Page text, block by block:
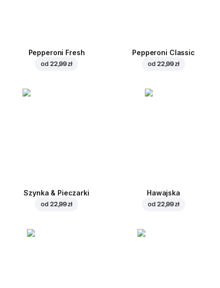
Pepperoni Fresh
od 22,99 zł
Pepperoni Classic
od 22,99 zł
Szynka & Pieczarki
od 22,99 zł
Hawajska
od 22,99 zł